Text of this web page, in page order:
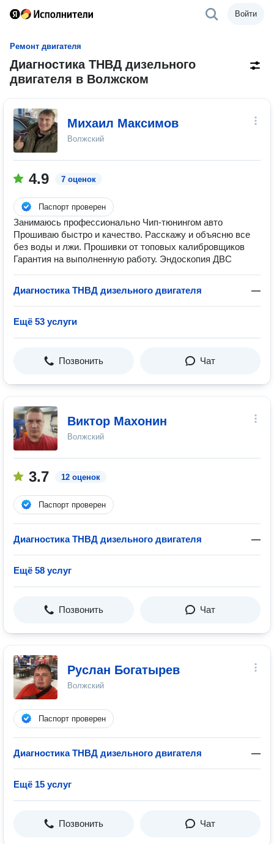
Войти
Ремонт двигателя
Диагностика ТНВД дизельного
двигателя в Волжском
Михаил Максимов
Волжский
4.9 7 оценок
Паспорт проверен
Занимаюсь профессионально Чип-тюнингом авто
Прошиваю быстро и качество. Расскажу и объясню все
без воды и лжи. Прошивки от топовых калибровщиков
Гарантия на выполненную работу. Эндоскопия ДВС
Диагностика ТНВД дизельного двигателя —
Ещё 53 услуги
Позвонить Чат
Виктор Махонин
Волжский
3.7 12 оценок
Паспорт проверен
Диагностика ТНВД дизельного двигателя —
Ещё 58 услуг
Позвонить Чат
Руслан Богатырев
Волжский
Паспорт проверен
Диагностика ТНВД дизельного двигателя —
Ещё 15 услуг
Позвонить Чат